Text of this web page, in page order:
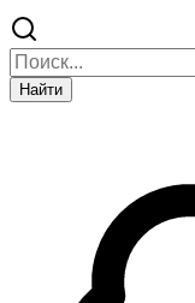
Найти